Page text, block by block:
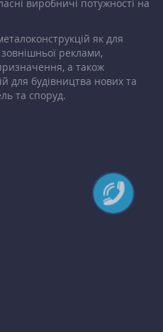
виробничі потужності на
як для
реклами,
а також
для будівництва нових та
та споруд.